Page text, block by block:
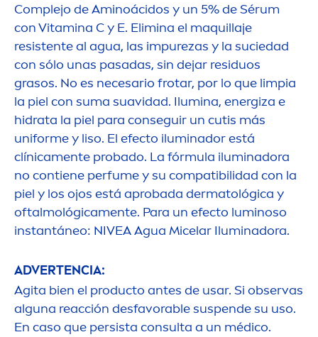
Complejo de Aminoácidos y un 5% de Sérum
conVitamina C y E. Elimina el maquillaje
resistente al agua, las impurezas y la suciedad
con sólo unas pasadas, sin dejar residuos
grasos. No es necesario frotar, por lo que limpia
la piel con suma suavidad. Ilumina, energiza e
hidrata la piel para conseguir un cutis más
uniforme y liso. El efecto iluminador está
clínicamente probado. La fórmula iluminadora
no contiene perfume y su compatibilidad con la
piel y los ojos está aprobada dermatológica y
oftalmológicamente. Para un efecto luminoso
instantáneo: NIVEAAgua Micelar Iluminadora.
ADVERTENCIA:
Agita bien el producto antes de usar. Si observas
alguna reacción desfavorable suspende su uso.
En caso que persista consulta a un médico.